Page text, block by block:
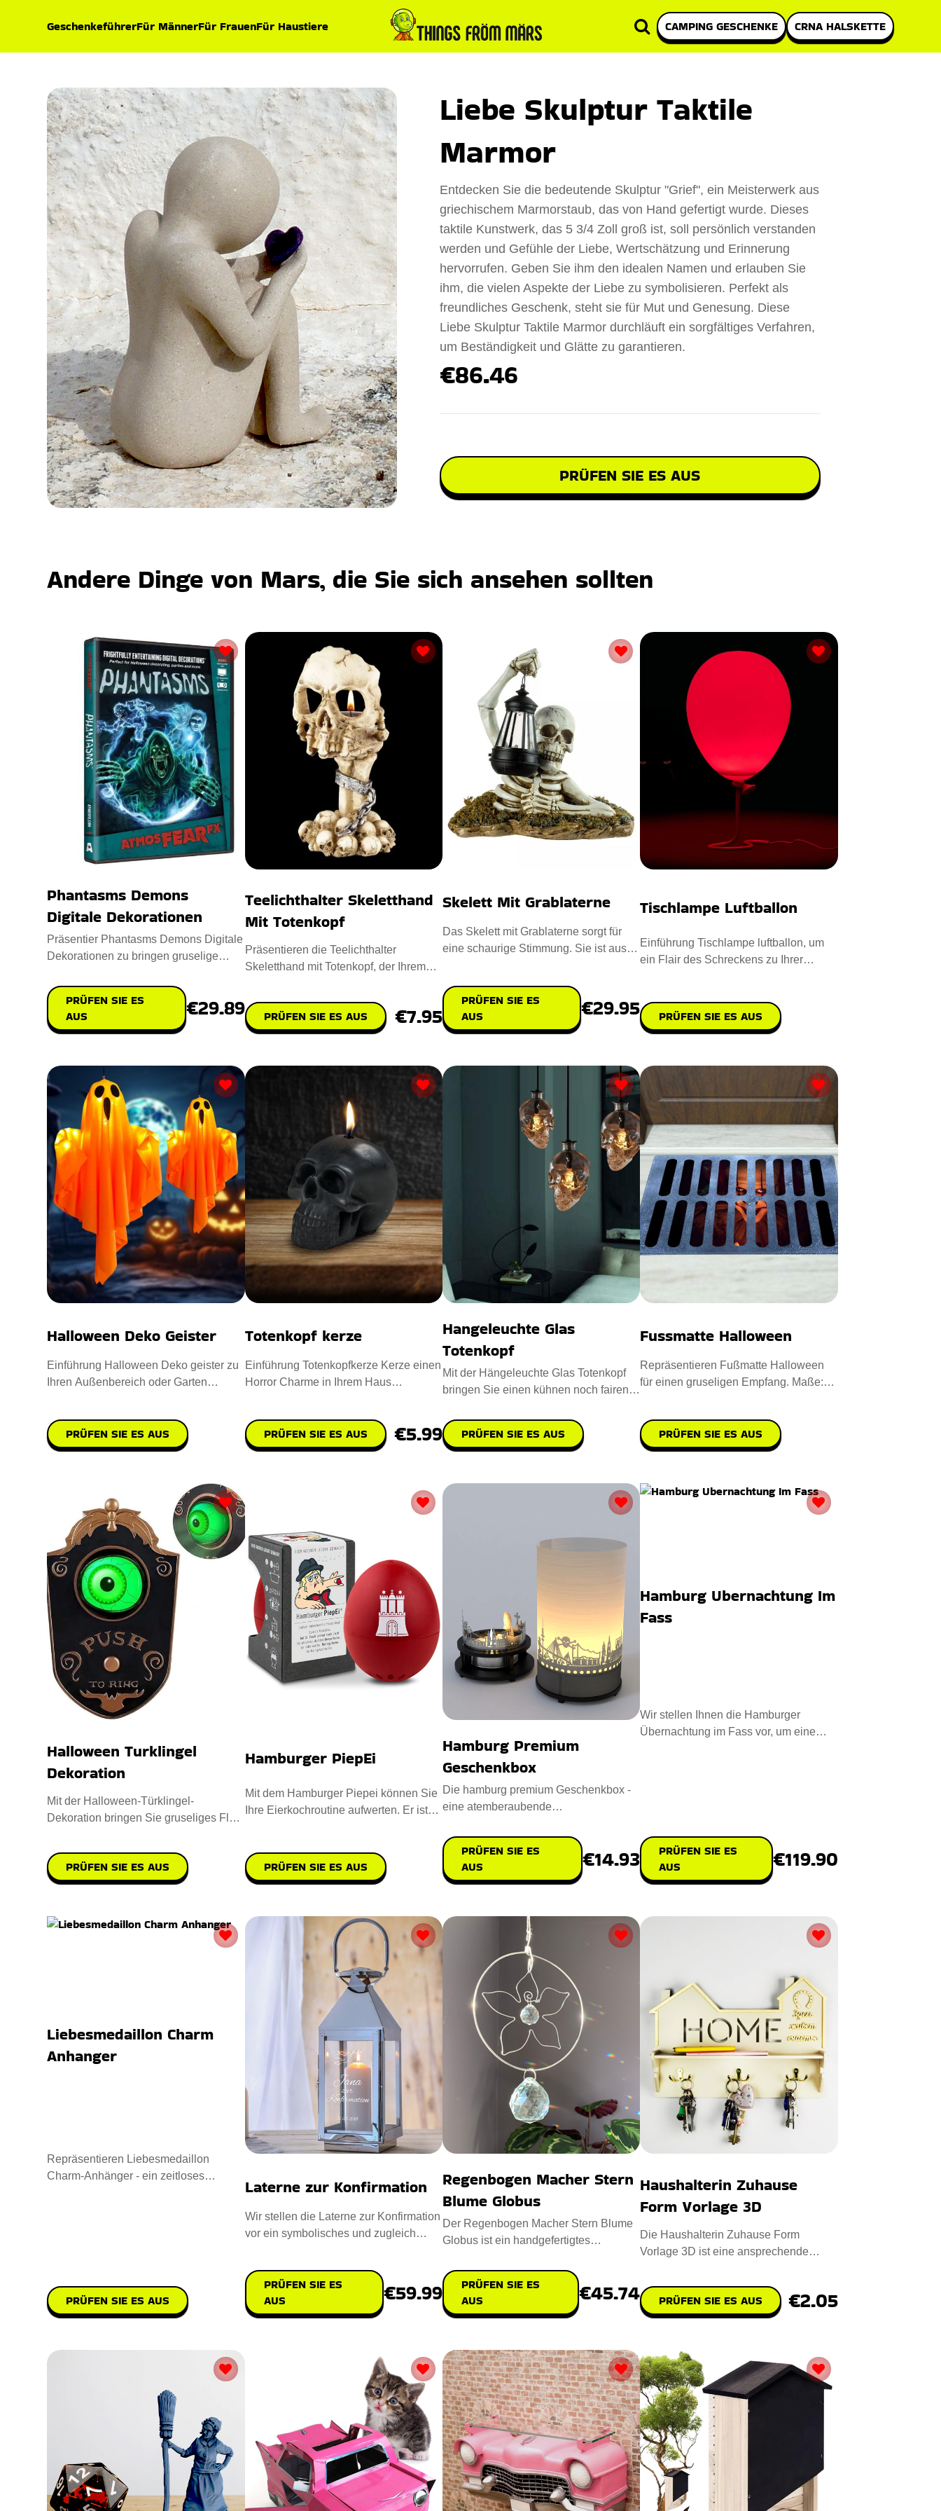
GeschenkeführerFür MännerFür FrauenFür Haustiere CAMPING GESCHENKE CRNA HALSKETTE
Liebe Skulptur Taktile
Marmor
Entdecken Sie die bedeutende Skulptur "Grief", ein Meisterwerk aus
griechischem Marmorstaub, das von Hand gefertigt wurde. Dieses
taktile Kunstwerk, das 5 3/4 Zoll groß ist, soll persönlich verstanden
werden und Gefühle der Liebe, Wertschätzung und Erinnerung
hervorrufen. Geben Sie ihm den idealen Namen und erlauben Sie
ihm, die vielen Aspekte der Liebe zu symbolisieren. Perfekt als
freundliches Geschenk, steht sie für Mut und Genesung. Diese
Liebe Skulptur Taktile Marmor durchläuft ein sorgfältiges Verfahren,
um Beständigkeit und Glätte zu garantieren.
€86.46
PRÜFEN SIE ES AUS
Andere Dinge von Mars, die Sie sich ansehen sollten
Phantasms Demons
Digitale Dekorationen
Präsentier Phantasms Demons Digitale
Dekorationen zu bringen gruselige
PRÜFEN SIE ES
AUS
€29.89
Teelichthalter Skeletthand
Mit Totenkopf
Präsentieren die Teelichthalter
Skeletthand mit Totenkopf, der Ihrem
PRÜFEN SIE ES AUS €7.95
Skelett Mit Grablaterne
Das Skelett mit Grablaterne sorgt für
eine schaurige Stimmung. Sie ist aus
PRÜFEN SIE ES
AUS
€29.95
Tischlampe Luftballon
Einführung Tischlampe luftballon, um
ein Flair des Schreckens zu Ihrer
PRÜFEN SIE ES AUS
Halloween Deko Geister
Einführung Halloween Deko geister zu
Ihren Außenbereich oder Garten
PRÜFEN SIE ES AUS
Totenkopf kerze
Einführung Totenkopfkerze Kerze einen
Horror Charme in Ihrem Haus
PRÜFEN SIE ES AUS €5.99
Hangeleuchte Glas
Totenkopf
Mit der Hängeleuchte Glas Totenkopf
bringen Sie einen kühnen noch fairen
PRÜFEN SIE ES AUS
Fussmatte Halloween
Repräsentieren Fußmatte Halloween
für einen gruseligen Empfang. Maße:
PRÜFEN SIE ES AUS
Halloween Turklingel
Dekoration
Mit der Halloween-Türklingel-
Dekoration bringen Sie gruseliges Flair
PRÜFEN SIE ES AUS
Hamburger PiepEi
Mit dem Hamburger Piepei können Sie
Ihre Eierkochroutine aufwerten. Er ist
PRÜFEN SIE ES AUS
Hamburg Premium
Geschenkbox
Die hamburg premium Geschenkbox -
eine atemberaubende
Hamburger Wah
PRÜFEN SIE ES
AUS
€14.93
Hamburg Ubernachtung Im
Fass
Wir stellen Ihnen die Hamburger
Übernachtung im Fass vor, um eine
PRÜFEN SIE ES
AUS
€119.90
Liebesmedaillon Charm
Anhanger
Repräsentieren Liebesmedaillon
Charm-Anhänger - ein zeitloses
PRÜFEN SIE ES AUS
Laterne zur Konfirmation
Wir stellen die Laterne zur Konfirmation
vor ein symbolisches und zugleich
PRÜFEN SIE ES
AUS
€59.99
Regenbogen Macher Stern
Blume Globus
Der Regenbogen Macher Stern Blume
Globus ist ein handgefertigtes
PRÜFEN SIE ES
AUS
€45.74
Haushalterin Zuhause
Form Vorlage 3D
Die Haushalterin Zuhause Form
Vorlage 3D ist eine ansprechende
PRÜFEN SIE ES AUS €2.05